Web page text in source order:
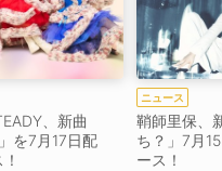
、新曲
を7月17日配
ニュース
鞘師里保、
ち？」7月
ース！